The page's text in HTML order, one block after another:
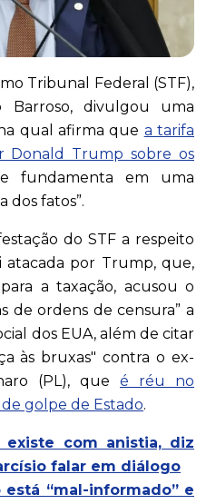
Tribunal Federal (STF),
Barroso, divulgou uma
qual afirma que a tarifa
Donald Trump sobre os
fundamenta em uma
dos fatos”.
do STF a respeito
atacada por Trump, que,
a taxação, acusou o
de ordens de censura” a
dos EUA, além de citar
às bruxas" contra o ex-
(PL), que é réu no
golpe de Estado.
com anistia, diz
falar em diálogo
“mal-informado” e